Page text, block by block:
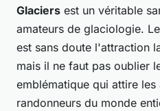
Glaciers est un véritable
amateurs de glaciologie. Le
est sans doute l'attraction
mais il ne faut pas oublier
emblématique qui attire les
randonneurs du monde